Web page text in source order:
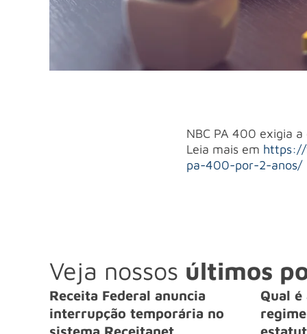
NBC PA 400 exigia
Leia mais em https://
pa-400-por-2-anos/
Veja nossos últimos
Receita Federal anuncia
interrupção temporária no
Qual